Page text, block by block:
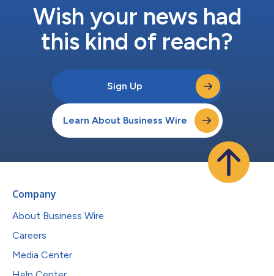
Wish your news had
this kind of reach?
Sign Up
Learn About Business Wire
Company
About Business Wire
Careers
Media Center